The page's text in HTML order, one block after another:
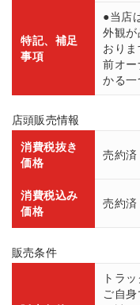
特記、補足
事項
●当店
外観
おりま
前オ
かる一
店頭販売情報
消費税抜き
価格
売約済
消費税込み
価格
売約済
販売条件
トラ
ご自